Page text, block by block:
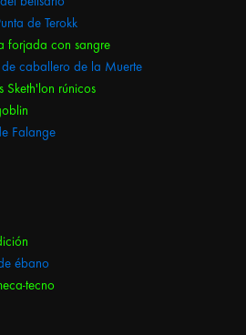
de Terokk
forjada con sangre
de caballero de la Muerte
Sketh'lon rúnicos
Falange
ébano
tecno